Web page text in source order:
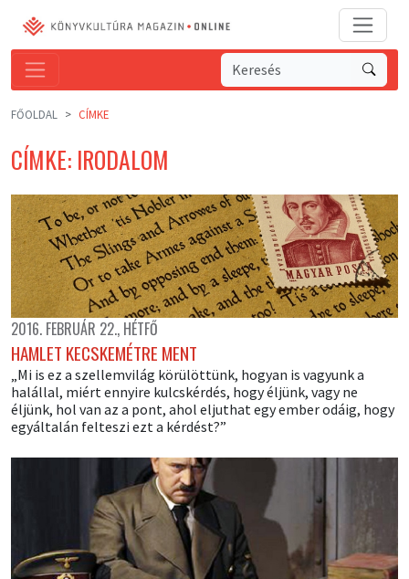
FŐOLDAL CÍMKE
CÍMKE: IRODALOM
2016. FEBRUÁR 22., HÉTFŐ
HAMLET KECSKEMÉTRE MENT
„Mi is ez a szellemvilág körülöttünk, hogyan is vagyunk a
halállal, miért ennyire kulcskérdés, hogy éljünk, vagy ne
éljünk, hol van az a pont, ahol eljuthat egy ember odáig, hogy
egyáltalán felteszi ezt a kérdést?”